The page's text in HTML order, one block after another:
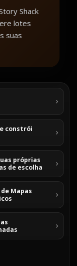
Shack
lotes
suas
constrói
próprias
de escolha
Mapas